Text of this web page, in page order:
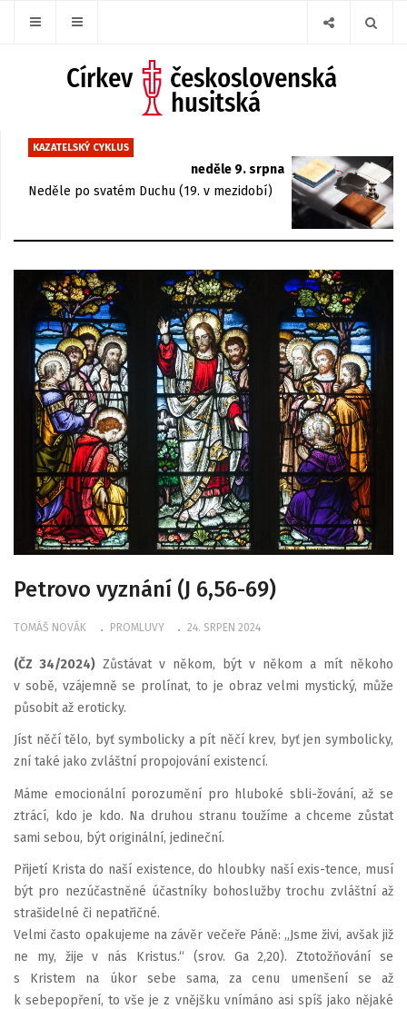
KAZATELSKÝ CYKLUS
neděle 9. srpna
Neděle po svatém Duchu (19. v mezidobí)
Petrovo vyznání (J 6,56-69)
TOMÁŠ NOVÁK PROMLUVY 24. SRPEN 2024
(ČZ 34/2024) Zůstávat v někom, být v někom a mít někoho
v sobě, vzájemně se prolínat, to je obraz velmi mystický, může
působit až eroticky.
Jíst něčí tělo, byť symbolicky a pít něčí krev, byť jen symbolicky,
zní také jako zvláštní propojování existencí.
Máme emocionální porozumění pro hluboké sbli-žování, až se
ztrácí, kdo je kdo. Na druhou stranu toužíme a chceme zůstat
sami sebou, být originální, jedineční.
Přijetí Krista do naší existence, do hloubky naší exis-tence, musí
být pro nezúčastněné účastníky bohoslužby trochu zvláštní až
strašidelné či nepatřičné.
Velmi často opakujeme na závěr večeře Páně: „Jsme živi, avšak již
ne my, žije v nás Kristus.“ (srov. Ga 2,20). Ztotožňování se
s Kristem na úkor sebe sama, za cenu umenšení se až
k sebepopření, to vše je z vnějšku vnímáno asi spíš jako nějaké